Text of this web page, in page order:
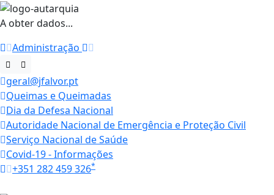
A obter dados...
Administração
geral@jfalvor.pt
Queimas e Queimadas
Dia da Defesa Nacional
Autoridade Nacional de Emergência e Proteção Civil
Serviço Nacional de Saúde
Covid-19 - Informações
+351 282 459 326*